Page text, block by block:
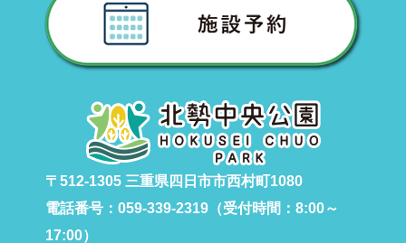
〒512-1305 三重県四日市市西村町1080
電話番号：059-339-2319（受付時間：8:00～
17:00）